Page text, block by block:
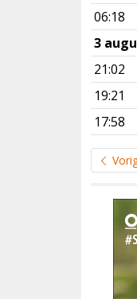
06:18
3
21:02
19:21
17:58